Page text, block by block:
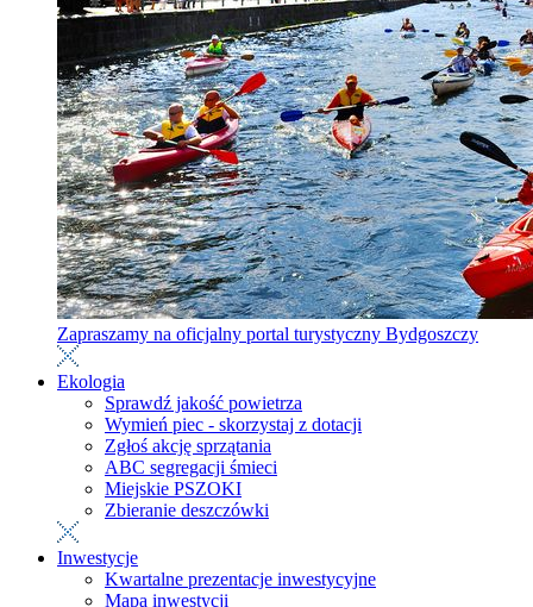
Zapraszamy na oficjalny portal turystyczny Bydgoszczy
Ekologia
Sprawdź jakość powietrza
Wymień piec - skorzystaj z dotacji
Zgłoś akcję sprzątania
ABC segregacji śmieci
Miejskie PSZOKI
Zbieranie deszczówki
Inwestycje
Kwartalne prezentacje inwestycyjne
Mapa inwestycji